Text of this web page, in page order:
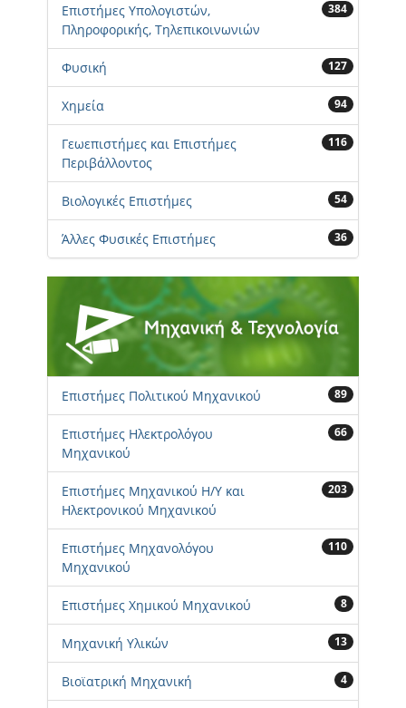
Επιστήμες Υπολογιστών,
Πληροφορικής, Τηλεπικοινωνιών
384
Φυσική 127
Χημεία 94
Γεωεπιστήμες και Επιστήμες
Περιβάλλοντος
116
Βιολογικές Επιστήμες 54
Άλλες Φυσικές Επιστήμες 36
Επιστήμες Πολιτικού Μηχανικού 89
Επιστήμες Ηλεκτρολόγου
Μηχανικού
66
Επιστήμες Μηχανικού Η/Υ και
Ηλεκτρονικού Μηχανικού
203
Επιστήμες Μηχανολόγου
Μηχανικού
110
Επιστήμες Χημικού Μηχανικού 8
Μηχανική Υλικών 13
Βιοϊατρική Μηχανική 4